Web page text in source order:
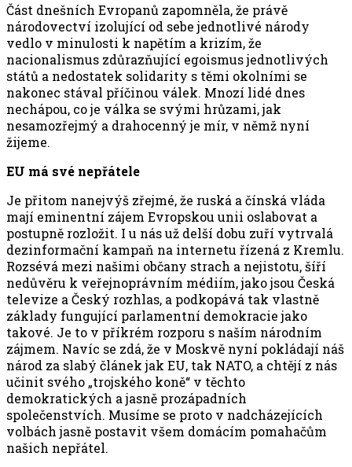
Část dnešních Evropanů zapomněla, že právě
národovectví izolující od sebe jednotlivé národy
vedlo v minulosti k napětím a krizím, že
nacionalismus zdůrazňující egoismus jednotlivých
států a nedostatek solidarity s těmi okolními se
nakonec stával příčinou válek. Mnozí lidé dnes
nechápou, co je válka se svými hrůzami, jak
nesamozřejmý a drahocenný je mír, v němž nyní
žijeme.
EU má své nepřátele
Je přitom nanejvýš zřejmé, že ruská a čínská vláda
mají eminentní zájem Evropskou unii oslabovat a
postupně rozložit. I u nás už delší dobu zuří vytrvalá
dezinformační kampaň na internetu řízená z Kremlu.
Rozsévá mezi našimi občany strach a nejistotu, šíří
nedůvěru k veřejnoprávním médiím, jako jsou Česká
televize a Český rozhlas, a podkopává tak vlastně
základy fungující parlamentní demokracie jako
takové. Je to v příkrém rozporu s naším národním
zájmem. Navíc se zdá, že v Moskvě nyní pokládají náš
národ za slabý článek jak EU, tak NATO, a chtějí z nás
učinit svého „trojského koně“ v těchto
demokratických a jasně prozápadních
společenstvích. Musíme se proto v nadcházejících
volbách jasně postavit všem domácím pomahačům
našich nepřátel.